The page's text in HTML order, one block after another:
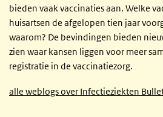
bieden vaak vaccinaties aan. Welke
huisartsen de afgelopen tien jaar
waarom? De bevindingen bieden
zien waar kansen liggen voor meer
registratie in de vaccinatiezorg.
alle weblogs over Infectieziekten